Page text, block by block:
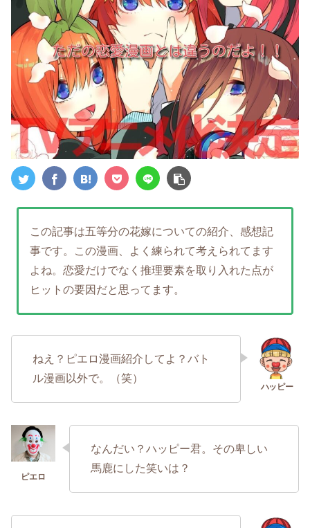
この記事は五等分の花嫁についての紹介、感想記
事です。この漫画、よく練られて考えられてます
よね。恋愛だけでなく推理要素を取り入れた点が
ヒットの要因だと思ってます。
ねえ？ピエロ漫画紹介してよ？バト
ル漫画以外で。（笑）
なんだい？ハッピー君。その卑しい
馬鹿にした笑いは？